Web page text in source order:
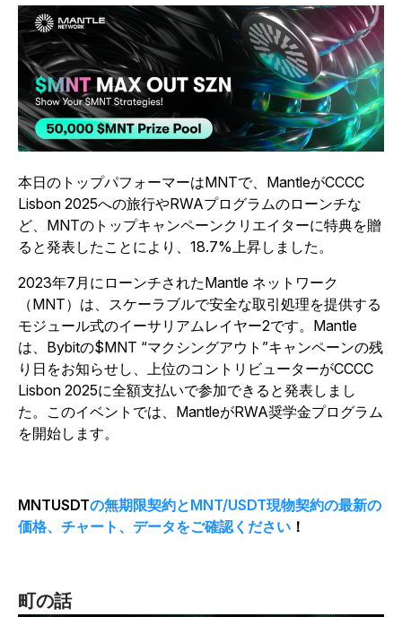
本日のトップパフォーマーはMNTで、MantleがCCCC
Lisbon 2025への旅行やRWAプログラムのローンチな
ど、MNTのトップキャンペーンクリエイターに特典を贈
ると発表したことにより、18.7%上昇しました。
2023年7月にローンチされたMantle ネットワーク
（MNT）は、スケーラブルで安全な取引処理を提供する
モジュール式のイーサリアムレイヤー2です。Mantle
は、Bybitの$MNT “マクシングアウト”キャンペーンの残
り日をお知らせし、上位のコントリビューターがCCCC
Lisbon 2025に全額支払いで参加できると発表しまし
た。このイベントでは、MantleがRWA奨学金プログラム
を開始します。
MNTUSDTの無期限契約とMNT/USDT現物契約の最新の
価格、チャート、データをご確認ください ！
町の話